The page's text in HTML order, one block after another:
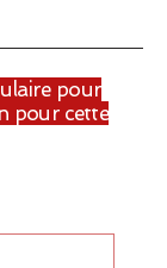
pour
pour cette